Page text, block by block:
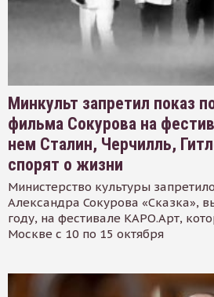
Минкульт запретил показ
фильма Сокурова на
нем Сталин, Черчилль,
спорят о жизни
Министерство культуры
Александра Сокурова «Сказка»,
году, на фестивале КАРО.Арт,
Москве с 10 по 15 октября